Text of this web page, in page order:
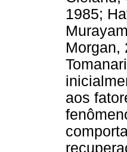
1985;
Morgan,
aos